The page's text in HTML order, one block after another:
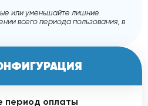
или уменьшайте лишние
всего периода пользования, в
период оплаты